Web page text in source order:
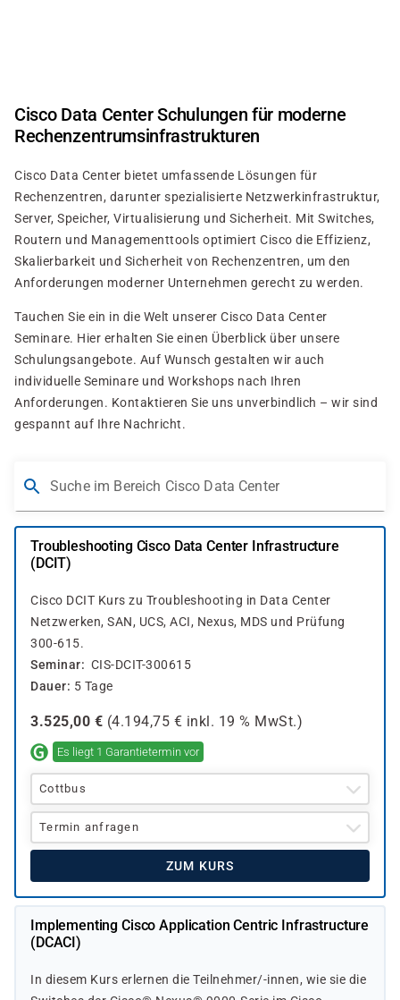
Cisco Data Center Schulungen für moderne
Rechenzentrumsinfrastrukturen
Cisco Data Center bietet umfassende Lösungen für
Rechenzentren, darunter spezialisierte Netzwerkinfrastruktur,
Server, Speicher, Virtualisierung und Sicherheit. Mit Switches,
Routern und Managementtools optimiert Cisco die Effizienz,
Skalierbarkeit und Sicherheit von Rechenzentren, um den
Anforderungen moderner Unternehmen gerecht zu werden.
Tauchen Sie ein in die Welt unserer Cisco Data Center
Seminare. Hier erhalten Sie einen Überblick über unsere
Schulungsangebote. Auf Wunsch gestalten wir auch
individuelle Seminare und Workshops nach Ihren
Anforderungen. Kontaktieren Sie uns unverbindlich – wir sind
gespannt auf Ihre Nachricht.
Suche im Bereich Cisco Data Center
Troubleshooting Cisco Data Center Infrastructure
(DCIT)
Cisco DCIT Kurs zu Troubleshooting in Data Center
Netzwerken, SAN, UCS, ACI, Nexus, MDS und Prüfung
300-615.
Seminar
CIS-DCIT-300615
Dauer
5 Tage
3.525,00 € (4.194,75 € inkl. 19 % MwSt.)
Es liegt 1 Garantietermin vor
Cottbus
Termin anfragen
ZUM KURS
Implementing Cisco Application Centric Infrastructure
(DCACI)
In diesem Kurs erlernen die Teilnehmer/-innen, wie sie die